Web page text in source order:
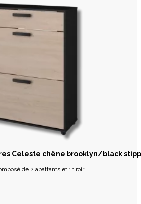
Celeste chêne brooklyn/black
de 2 abattants et 1 tiroir.